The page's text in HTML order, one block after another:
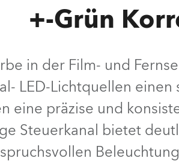
Generation)
und Tutorials
+-Grün
in der Film- und
LED-Lichtquellen
eine präzise und
Steuerkanal bietet